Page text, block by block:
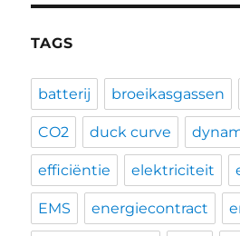
TAGS
batterij broeikasgassen
CO2 duck curve
efficiëntie elektriciteit
EMS energiecontract